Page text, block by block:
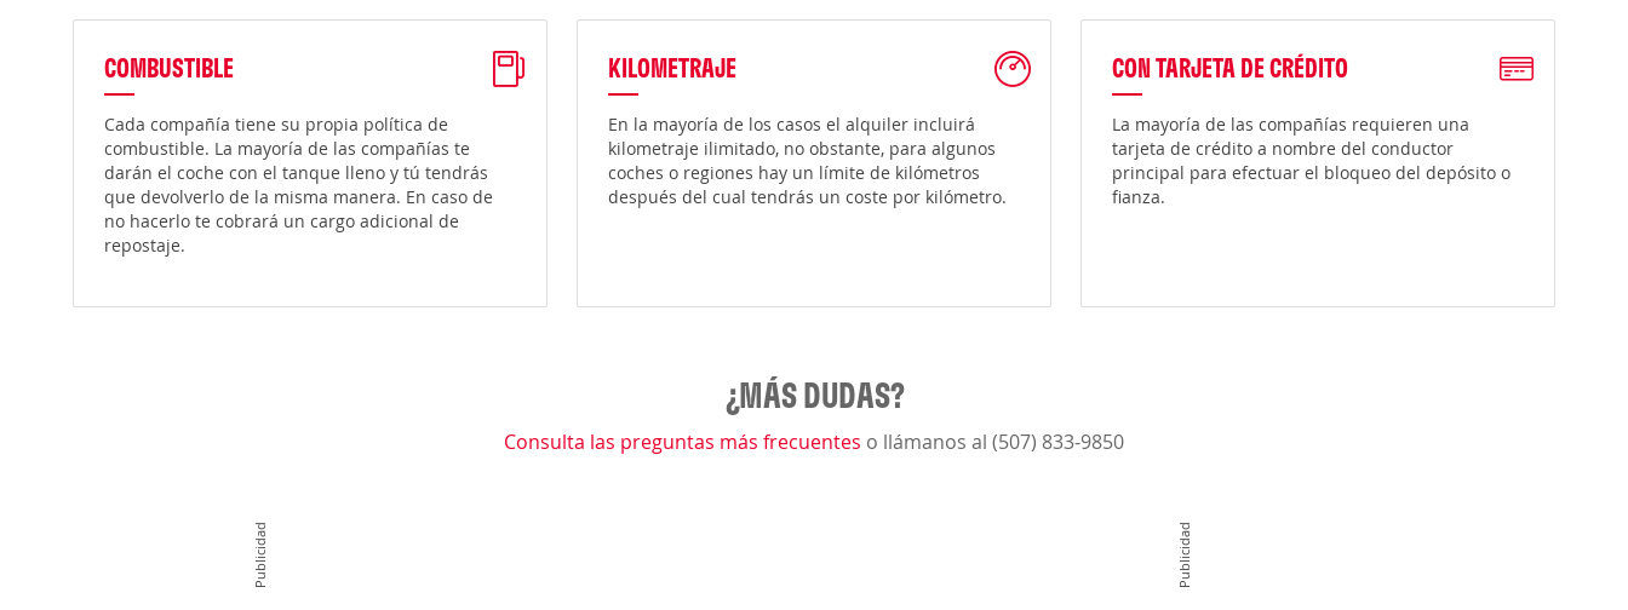
COMBUSTIBLE
Cada compañía tiene su propia política de
combustible. La mayoría de las compañías te
darán el coche con el tanque lleno y tú tendrás
que devolverlo de la misma manera. En caso de
no hacerlo te cobrará un cargo adicional de
repostaje.
KILOMETRAJE
En la mayoría de los casos el alquiler incluirá
kilometraje ilimitado, no obstante, para algunos
coches o regiones hay un límite de kilómetros
después del cual tendrás un coste por kilómetro.
CON TARJETA DE CRÉDITO
La mayoría de las compañías requieren una
tarjeta de crédito a nombre del conductor
principal para efectuar el bloqueo del depósito o
fianza.
¿MÁS DUDAS?
Consulta las preguntas más frecuentes o llámanos al (507) 833-9850
Publicidad Publicidad